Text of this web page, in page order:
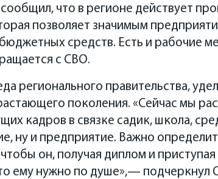
что в регионе действует
позволяет значимым
средств. Есть и рабочие
с СВО.
регионального правительства,
поколения. «Сейчас мы
кадров в связке садик, школа,
ну и предприятие. Важно
он, получая диплом и
ему нужно по душе»,— подчеркнул